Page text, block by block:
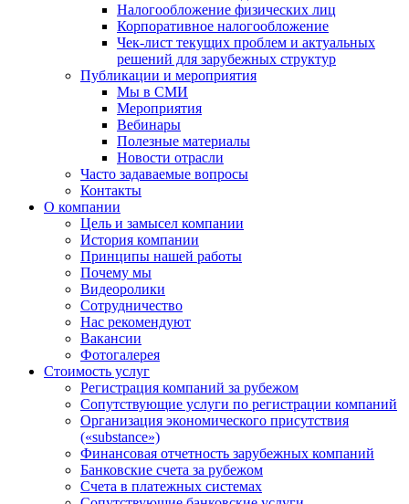
Налогообложение физических лиц
Корпоративное налогообложение
Чек-лист текущих проблем и актуальных
решений для зарубежных структур
Публикации и мероприятия
Мы в СМИ
Мероприятия
Вебинары
Полезные материалы
Новости отрасли
Часто задаваемые вопросы
Контакты
О компании
Цель и замысел компании
История компании
Принципы нашей работы
Почему мы
Видеоролики
Сотрудничество
Нас рекомендуют
Вакансии
Фотогалерея
Стоимость услуг
Регистрация компаний за рубежом
Сопутствующие услуги по регистрации компаний
Организация экономического присутствия
(«substance»)
Финансовая отчетность зарубежных компаний
Банковские счета за рубежом
Счета в платежных системах